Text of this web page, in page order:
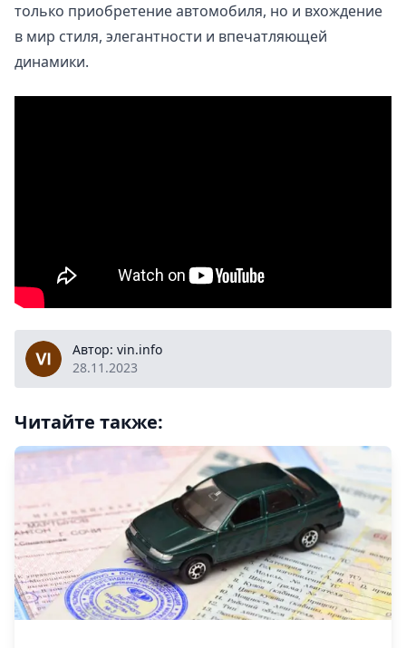
только приобретение автомобиля, но и вхождение
в мир стиля, элегантности и впечатляющей
динамики.
vin.infoАвтор: vin.info
28.11.2023
Читайте также: